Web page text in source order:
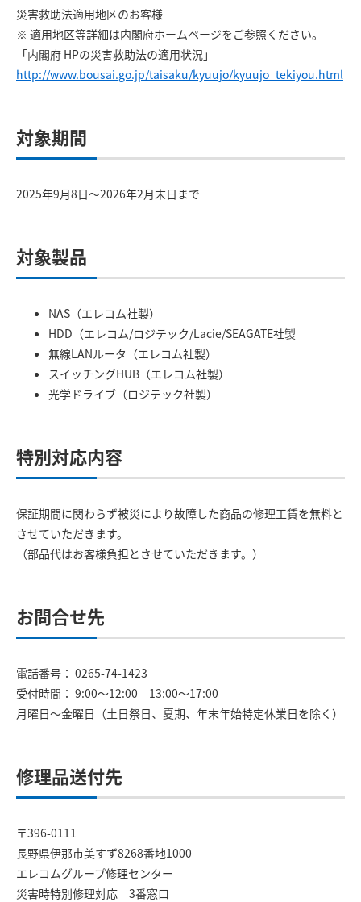
災害救助法適用地区のお客様
※ 適用地区等詳細は内閣府ホームページをご参照ください。
「内閣府 HPの災害救助法の適用状況」
http://www.bousai.go.jp/taisaku/kyuujo/kyuujo_tekiyou.html
対象期間
2025年9月8日～2026年2月末日まで
対象製品
NAS（エレコム社製）
HDD（エレコム/ロジテック/Lacie/SEAGATE社製
無線LANルータ（エレコム社製）
スイッチングHUB（エレコム社製）
光学ドライブ（ロジテック社製）
特別対応内容
保証期間に関わらず被災により故障した商品の修理工賃を無料と
させていただきます。
（部品代はお客様負担とさせていただきます。）
お問合せ先
電話番号： 0265-74-1423
受付時間： 9:00～12:00 13:00～17:00
月曜日～金曜日（土日祭日、夏期、年末年始特定休業日を除く）
修理品送付先
〒396-0111
長野県伊那市美すず8268番地1000
エレコムグループ修理センター
災害時特別修理対応 3番窓口